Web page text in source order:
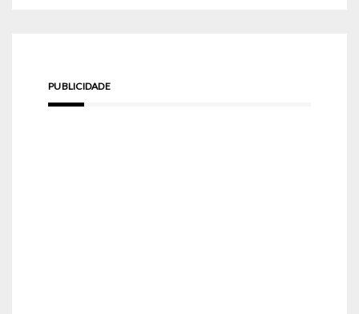
PUBLICIDADE